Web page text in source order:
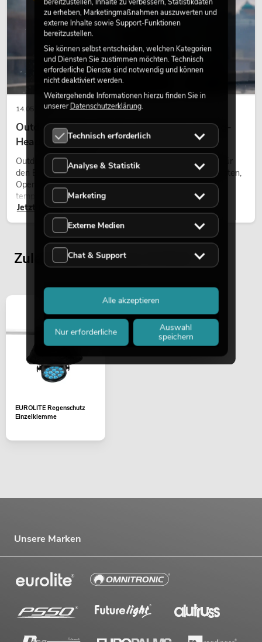
14.05.2026
Outdoor Moving-Heads: Wetterfeste Moving-
Heads bei Events
Outdoor Moving-Heads sind bewegliche Scheinwerfer für
den Einsatz im Freien. Sie werden bei Festivals, Stadtfesten,
Open-Air-Konzerten, Architekturinszenierungen und
temporären Außeninstallationen eingesetzt.
Jetzt lesen
Zuletzt angesehene Artikel
EUROLITE Regenschutz
Einzelklemme
Unsere Marken
zu erheben, Marketingmaßnahmen auszuwerten und
externe Inhalte sowie Support-Funktionen
bereitzustellen.
Sie können selbst entscheiden, welchen Kategorien
und Diensten Sie zustimmen möchten. Technisch
erforderliche Dienste sind notwendig und können
nicht deaktiviert werden.
Weitergehende Informationen hierzu finden Sie in
unsererDatenschutzerklärung.
Technisch erforderlich
Analyse & Statistik
Marketing
Externe Medien
Chat & Support
Nur erforderliche
Auswahl
speichern
Alle akzeptieren